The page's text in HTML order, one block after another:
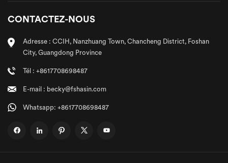
CONTACTEZ-NOUS
Adresse : CCIH, Nanzhuang Town, Chancheng District, Foshan
City, Guangdong Province
Tél : +8617708698487
E-mail : becky@fshasin.com
Whatsapp: +8617708698487